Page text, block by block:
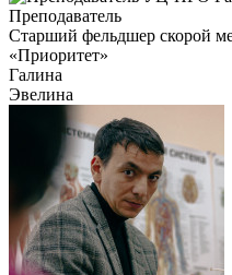
Преподаватель
Старший фельдшер скорой
«Приоритет»
Галина
Эвелина